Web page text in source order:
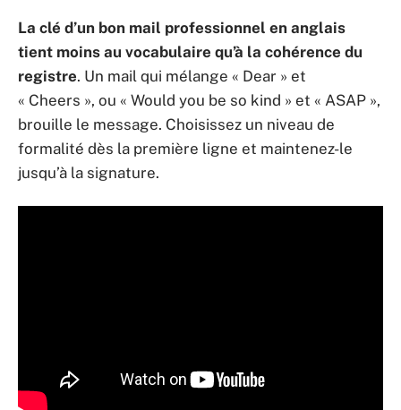
La clé d’un bon mail professionnel en anglais
tient moins au vocabulaire qu’à la cohérence du
registre. Un mail qui mélange « Dear » et
« Cheers », ou « Would you be so kind » et « ASAP »,
brouille le message. Choisissez un niveau de
formalité dès la première ligne et maintenez-le
jusqu’à la signature.